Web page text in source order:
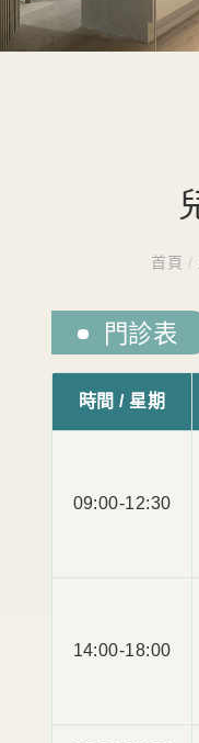
首頁 /
門診表
時間 / 星期
09:00-12:30
14:00-18:00